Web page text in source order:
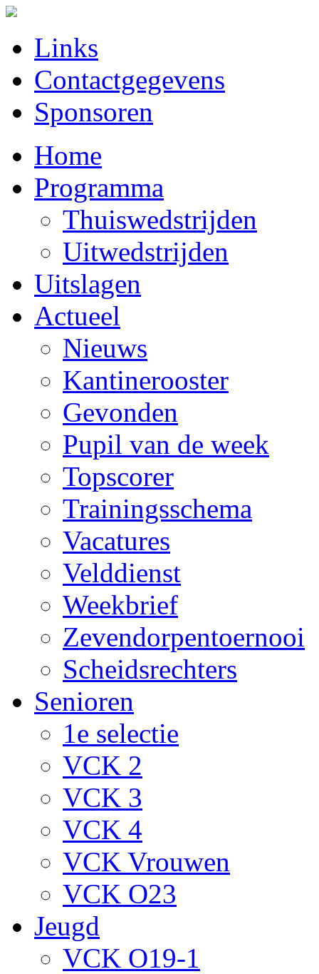
Links
Contactgegevens
Sponsoren
Home
Programma
Thuiswedstrijden
Uitwedstrijden
Uitslagen
Actueel
Nieuws
Kantinerooster
Gevonden
Pupil van de week
Topscorer
Trainingsschema
Vacatures
Velddienst
Weekbrief
Zevendorpentoernooi
Scheidsrechters
Senioren
1e selectie
VCK 2
VCK 3
VCK 4
VCK Vrouwen
VCK O23
Jeugd
VCK O19-1